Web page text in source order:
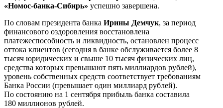
«Номос-банка-Сибирь» успешно завершена.
По словам президента банка Ирины Демчук, за период
финансового оздоровления восстановлена
платежеспособность и ликвидность, остановлен процесс
оттока клиентов (сегодня в банке обслуживается более 8
тысяч юридических и свыше 10 тысяч физических лиц,
средства которых превышают пять миллиардов рублей),
уровень собственных средств соответствует требованиям
Банка России (превышает один миллиард рублей).
По состоянию на 1 сентября прибыль банка составила
180 миллионов рублей.